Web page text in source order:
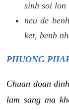
sinh soi lon
neu de
ket, benh
PHUONG
Chuan doan
lam sang ma